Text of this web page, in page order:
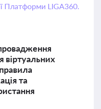
Платформи LIGA360.
віртуальних
та